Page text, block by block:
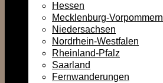
Hessen
Mecklenburg-Vorpommern
Niedersachsen
Nordrhein-Westfalen
Rheinland-Pfalz
Saarland
Fernwanderungen